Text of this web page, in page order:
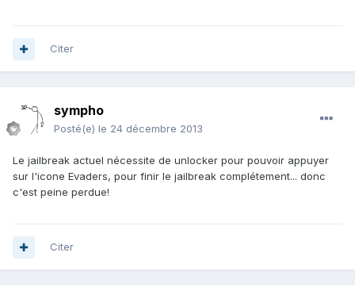
Citer
sympho
Posté(e) le 24 décembre 2013
Le jailbreak actuel nécessite de unlocker pour pouvoir appuyer
sur l'icone Evaders, pour finir le jailbreak complétement... donc
c'est peine perdue!
Citer